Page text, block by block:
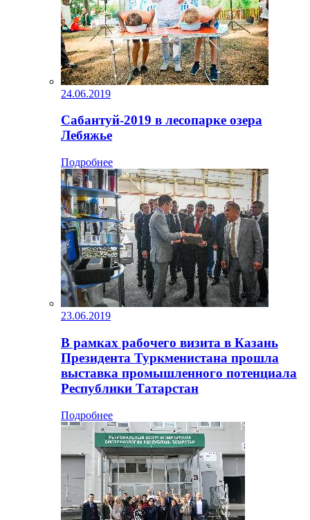
24.06.2019
Сабантуй-2019 в лесопарке озера
Лебяжье
Подробнее
23.06.2019
В рамках рабочего визита в Казань
Президента Туркменистана прошла
выставка промышленного потенциала
Республики Татарстан
Подробнее